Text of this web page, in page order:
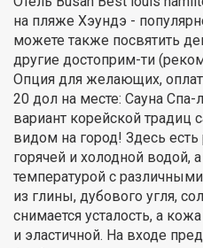
на пляже Хэундэ -
можете также посвятить
другие достоприм-ти
Опция для желающих,
20 дол на месте: Сауна
вариант корейской традиц
видом на город! Здесь
горячей и холодной водой,
температурой с
из глины, дубового угля,
снимается усталость, а
и эластичной. На входе